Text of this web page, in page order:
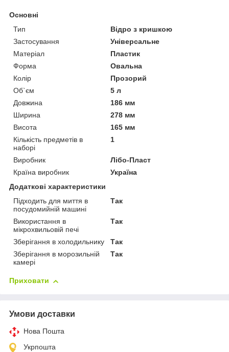
Основні
Тип
Відро з кришкою
Застосування
Універсальне
Матеріал
Пластик
Форма
Овальна
Колір
Прозорий
Об`єм
5 л
Довжина
186 мм
Ширина
278 мм
Висота
165 мм
Кількість предметів в
наборі
1
Виробник
Лібо-Пласт
Країна виробник
Україна
Додаткові характеристики
Підходить для миття в
посудомийній машині
Так
Використання в
мікрохвильовій печі
Так
Зберігання в холодильнику
Так
Зберігання в морозильній
камері
Так
Приховати
Умови доставки
Нова Пошта
Укрпошта